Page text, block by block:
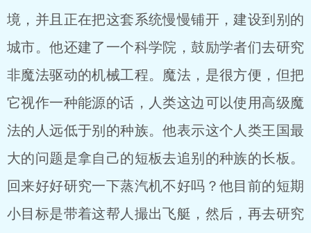
境，并且正在把这套系统慢慢铺开，建设到别的
城市。他还建了一个科学院，鼓励学者们去研究
非魔法驱动的机械工程。魔法，是很方便，但把
它视作一种能源的话，人类这边可以使用高级魔
法的人远低于别的种族。他表示这个人类王国最
大的问题是拿自己的短板去追别的种族的长板。
回来好好研究一下蒸汽机不好吗？他目前的短期
小目标是带着这帮人撮出飞艇，然后，再去研究